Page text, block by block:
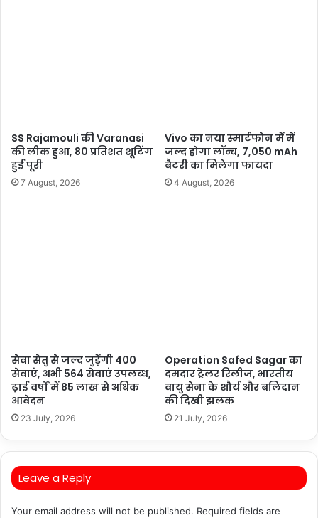
SS Rajamouli की Varanasi
की लीक हुआ, 80 प्रतिशत शूटिंग
हुई पूरी
7 August, 2026
Vivo का नया स्मार्टफोन में में
जल्द होगा लॉन्च, 7,050 mAh
बैटरी का मिलेगा फायदा
4 August, 2026
सेवा सेतु से जल्द जुड़ेंगी 400
सेवाएं, अभी 564 सेवाएं उपलब्ध,
ढ़ाई वर्षों में 85 लाख से अधिक
आवेदन
23 July, 2026
Operation Safed Sagar का
दमदार ट्रेलर रिलीज, भारतीय
वायु सेना के शौर्य और बलिदान
की दिखी झलक
21 July, 2026
Leave a Reply
Your email address will not be published. Required fields are